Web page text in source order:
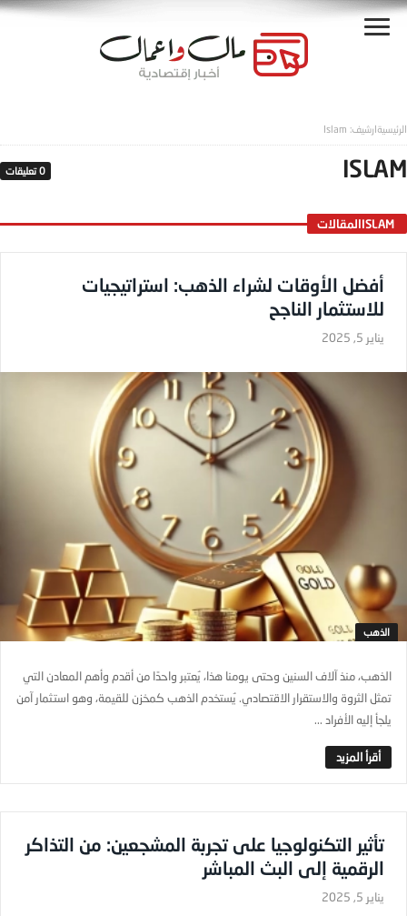
ISLAM 0‎ تعليقات
ISLAM ‎المقالات
أفضل الأوقات لشراء الذهب: استراتيجيات
للاستثمار الناجح
يناير 5, 2025
الذهب
الذهب، منذ آلاف السنين وحتى يومنا هذا، يُعتبر واحدًا من أقدم وأهم المعادن التي
تمثل الثروة والاستقرار الاقتصادي. يُستخدم الذهب كمخزن للقيمة، وهو استثمار آمن
يلجأ إليه الأفراد ...
تأثير التكنولوجيا على تجربة المشجعين: من التذاكر
الرقمية إلى البث المباشر
يناير 5, 2025